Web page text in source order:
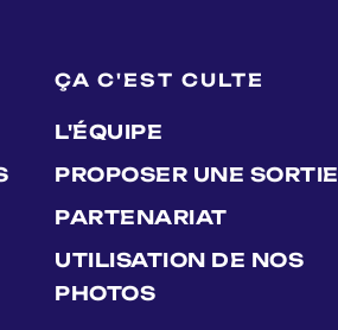
ÇA C'EST CULTE
L'ÉQUIPE
PROPOSER UNE SORTIE
PARTENARIAT
UTILISATION DE NOS
PHOTOS